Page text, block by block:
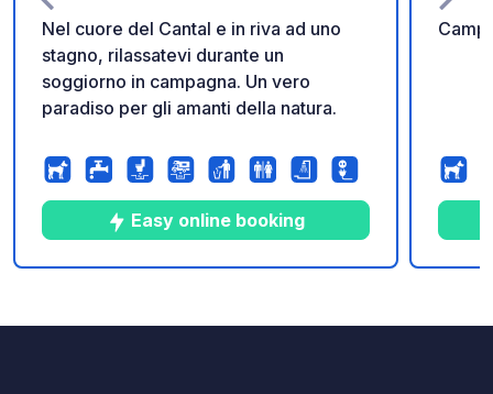
Nel cuore del Cantal e in riva ad uno
stagno, rilassatevi durante un
soggiorno in campagna. Un vero
paradiso per gli amanti della natura.
Easy online booking